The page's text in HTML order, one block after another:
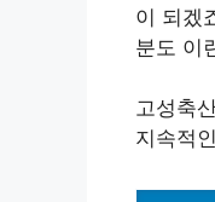
이 되겠
분도 이
고성축
지속적